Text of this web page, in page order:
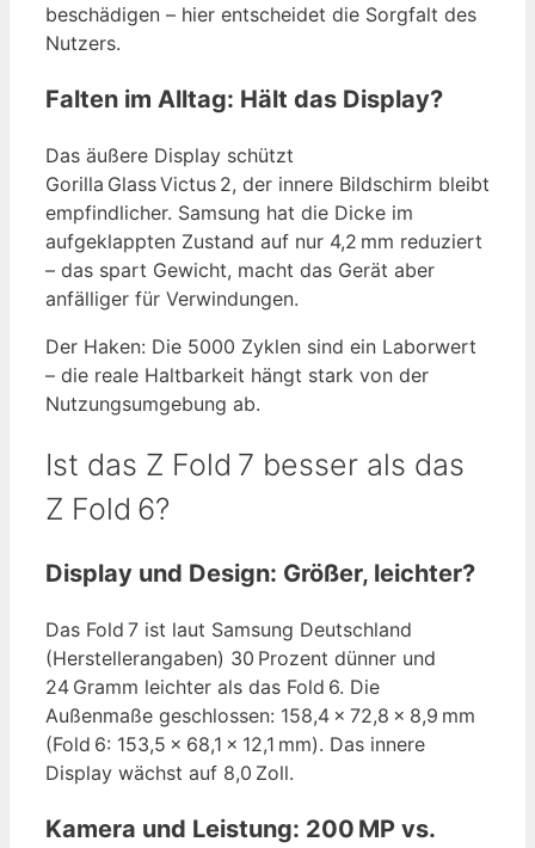
beschädigen – hier entscheidet die Sorgfalt des
Nutzers.
Falten im Alltag: Hält das Display?
Das äußere Display schützt
Gorilla Glass Victus 2, der innere Bildschirm bleibt
empfindlicher. Samsung hat die Dicke im
aufgeklappten Zustand auf nur 4,2 mm reduziert
– das spart Gewicht, macht das Gerät aber
anfälliger für Verwindungen.
Der Haken: Die 5000 Zyklen sind ein Laborwert
– die reale Haltbarkeit hängt stark von der
Nutzungsumgebung ab.
Ist das Z Fold 7 besser als das
Z Fold 6?
Display und Design: Größer, leichter?
Das Fold 7 ist laut Samsung Deutschland
(Herstellerangaben) 30 Prozent dünner und
24 Gramm leichter als das Fold 6. Die
Außenmaße geschlossen: 158,4 × 72,8 × 8,9 mm
(Fold 6: 153,5 × 68,1 × 12,1 mm). Das innere
Display wächst auf 8,0 Zoll.
Kamera und Leistung: 200 MP vs.